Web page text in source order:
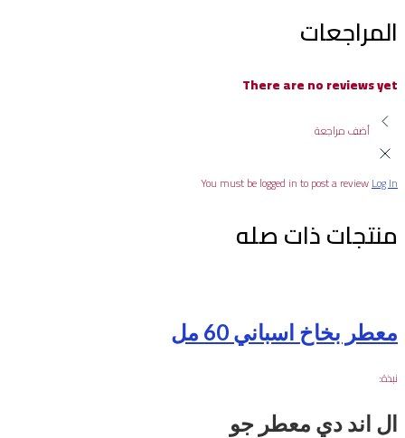
المراجعات
There are no reviews yet
أضف مراجعة
You must be logged in to post a reviewLog In
منتجات ذات صله
معطر بخاخ اسباني 60 مل
نبذة:
ال اند دي معطر جو